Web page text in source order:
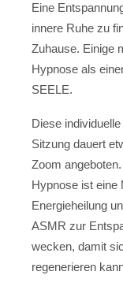
Eine
innere Ruhe zu
Zuhause. Einige
Hypnose als
SEELE.
Diese
Sitzung dauert
Zoom
Hypnose ist eine
Energieheilung
ASMR zur
wecken, damit
regenerieren